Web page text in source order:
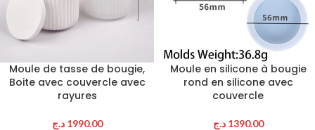
Moule de tasse de bougie,
Boite avec couvercle avec
rayures
1990.00 د.ج
Moule en silicone à bougie
rond en silicone avec
couvercle
1390.00 د.ج